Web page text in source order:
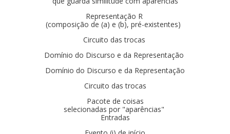
Representação R
(composição de (a) e (b), pré-existentes)
Circuito das trocas
Domínio do Discurso e da Representação
Domínio do Discurso e da Representação
Circuito das trocas
Pacote de coisas
selecionadas por "aparências"
Entradas